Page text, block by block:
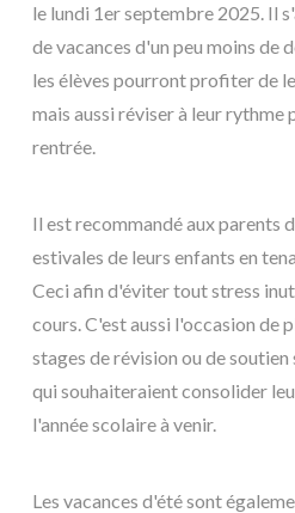
le lundi 1er septembre 2025. Il
de vacances d'un peu moins de
les élèves pourront profiter de
mais aussi réviser à leur rythme
rentrée.
Il est recommandé aux parents
estivales de leurs enfants en
Ceci afin d'éviter tout stress
cours. C'est aussi l'occasion de
stages de révision ou de
qui souhaiteraient consolider
l'année scolaire à venir.
Les vacances d'été sont